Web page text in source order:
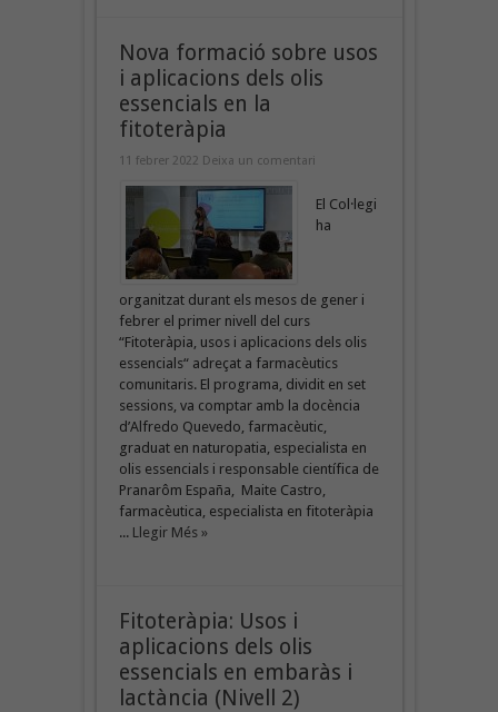
Nova formació sobre usos
i aplicacions dels olis
essencials en la
fitoteràpia
11 febrer 2022 Deixa un comentari
El Col·legi
ha
organitzat durant els mesos de gener i
febrer el primer nivell del curs
“Fitoteràpia, usos i aplicacions dels olis
essencials“ adreçat a farmacèutics
comunitaris. El programa, dividit en set
sessions, va comptar amb la docència
d’Alfredo Quevedo, farmacèutic,
graduat en naturopatia, especialista en
olis essencials i responsable científica de
Pranarôm España, Maite Castro,
farmacèutica, especialista en fitoteràpia
... Llegir Més »
Fitoteràpia: Usos i
aplicacions dels olis
essencials en embaràs i
lactància (Nivell 2)